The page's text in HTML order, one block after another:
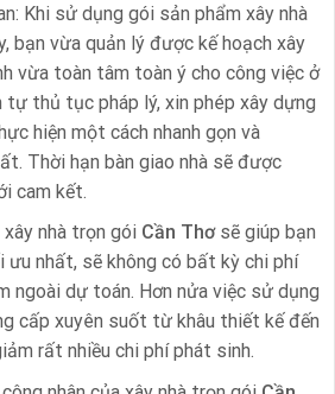
Khi sử dụng gói sản phẩm xây nhà
bạn vừa quản lý được kế hoạch xây
vừa toàn tâm toàn ý cho công việc ở
tự thủ tục pháp lý, xin phép xây dựng
hiện một cách nhanh gọn và
Thời hạn bàn giao nhà sẽ được
cam kết.
nhà trọn gói Cần Thơsẽ giúp bạn
ưu nhất, sẽ không có bất kỳ chi phí
ngoài dự toán. Hơn nửa việc sử dụng
cấp xuyên suốt từ khâu thiết kế đến
rất nhiều chi phí phát sinh.